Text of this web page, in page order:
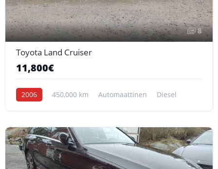
8
Toyota Land Cruiser
11,800€
2006 450,000 km Automaattinen Diesel